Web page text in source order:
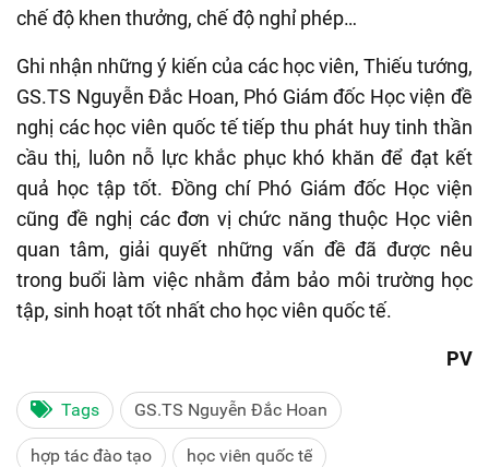
chế độ khen thưởng, chế độ nghỉ phép…
Ghi nhận những ý kiến của các học viên, Thiếu tướng,
GS.TS Nguyễn Đắc Hoan, Phó Giám đốc Học viện đề
nghị các học viên quốc tế tiếp thu phát huy tinh thần
cầu thị, luôn nỗ lực khắc phục khó khăn để đạt kết
quả học tập tốt. Đồng chí Phó Giám đốc Học viện
cũng đề nghị các đơn vị chức năng thuộc Học viên
quan tâm, giải quyết những vấn đề đã được nêu
trong buổi làm việc nhằm đảm bảo môi trường học
tập, sinh hoạt tốt nhất cho học viên quốc tế.
PV
Tags GS.TS Nguyễn Đắc Hoan
hợp tác đào tạo học viên quốc tế